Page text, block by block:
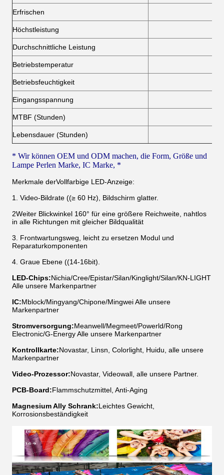
Erfrischen
Höchstleistung
Durchschnittliche Leistung
Betriebstemperatur
Betriebsfeuchtigkeit
Eingangsspannung
MTBF (Stunden)
Lebensdauer (Stunden)
* Wir können OEM und ODM machen, die Form, Größe und
Lampe Perlen Marke, IC Marke, *
Merkmale derVollfarbige LED-Anzeige:
1. Video-Bildrate ((≥ 60 Hz), Bildschirm glatter.
2Weiter Blickwinkel 160° für eine größere Reichweite, nahtlos
in alle Richtungen mit gleicher Bildqualität
3. Frontwartungsweg, leicht zu ersetzen Modul und
Reparaturkomponenten
4. Graue Ebene ((14-16bit).
LED-Chips:Nichia/Cree/Epistar/Silan/Kinglight/Silan/KN-LIGHT
Alle unsere Markenpartner
IC:Mblock/Mingyang/Chipone/Mingwei Alle unsere
Markenpartner
Stromversorgung:Meanwell/Megmeet/Powerld/Rong
Electronic/G-Energy Alle unsere Markenpartner
Kontrollkarte:Novastar, Linsn, Colorlight, Huidu, alle unsere
Markenpartner
Video-Prozessor:Novastar, Videowall, alle unsere Partner.
PCB-Board:Flammschutzmittel, Anti-Aging
Magnesium Ally Schrank:Leichtes Gewicht,
Korrosionsbeständigkeit